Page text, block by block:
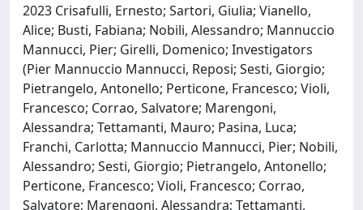
2023 Crisafulli, Ernesto; Sartori, Giulia; Vianello,
Alice; Busti, Fabiana; Nobili, Alessandro; Mannuccio
Mannucci, Pier; Girelli, Domenico; Investigators
(Pier Mannuccio Mannucci, Reposi; Sesti, Giorgio;
Pietrangelo, Antonello; Perticone, Francesco; Violi,
Francesco; Corrao, Salvatore; Marengoni,
Alessandra; Tettamanti, Mauro; Pasina, Luca;
Franchi, Carlotta; Mannuccio Mannucci, Pier; Nobili,
Alessandro; Sesti, Giorgio; Pietrangelo, Antonello;
Perticone, Francesco; Violi, Francesco; Corrao,
Salvatore; Marengoni, Alessandra; Tettamanti,